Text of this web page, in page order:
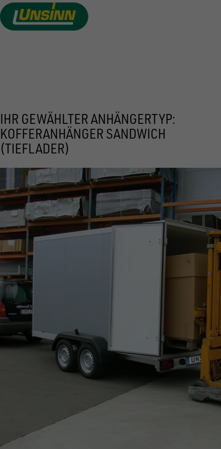
Skip
to
main
IHR GEWÄHLTER ANHÄNGERTYP:
KOFFERANHÄNGER SANDWICH
(TIEFLADER)